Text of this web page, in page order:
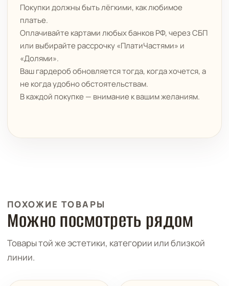
Покупки должны быть лёгкими, как любимое
платье.
Оплачивайте картами любых банков РФ, через СБП
или выбирайте рассрочку «ПлатиЧастями» и
«Долями».
Ваш гардероб обновляется тогда, когда хочется, а
не когда удобно обстоятельствам.
В каждой покупке — внимание к вашим желаниям.
ПОХОЖИЕ ТОВАРЫ
Можно посмотреть рядом
Товары той же эстетики, категории или близкой
линии.